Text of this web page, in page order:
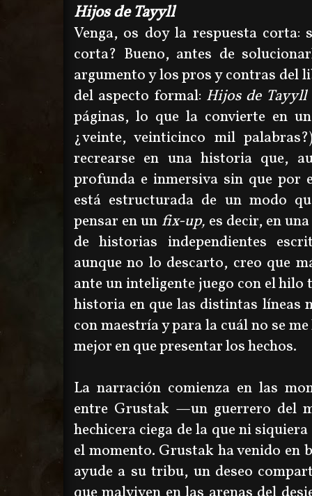
Hijos de Tayyll
Venga, os doy la respuesta corta:
corta? Bueno, antes de
argumento y los pros y contras del
del aspecto formal: Hijos de Tayyll
páginas, lo que la convierte en
¿veinte, veinticinco mil
recrearse en una historia que,
profunda e inmersiva sin que por
está estructurada de un modo
pensar en un fix-up, es decir, en
de historias independientes
aunque no lo descarto, creo que
ante un inteligente juego con el
historia en que las distintas líneas
con maestría y para la cuál no se
mejor en que presentar los hechos.
La narración comienza en las
entre Grustak —un guerrero del
hechicera ciega de la que ni
el momento. Grustak ha venido en
ayude a su tribu, un deseo